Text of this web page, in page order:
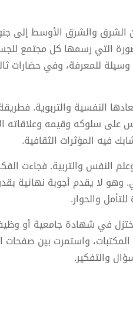
الشرق والشرق الأوسط إلى
التي رسمها كل مجتمع
للمعرفة، وفي حضارات
النفسية والتربوية.
سلوكه وقيمه وعلاقاته
فيه المؤثرات الثقافية.
النفس والتربية. فجاءت
وهو لا يقدم أجوبة نهائية
والحوار.
في شهادة جامعية أو
واستمرت بين صفحات
والتفكير.